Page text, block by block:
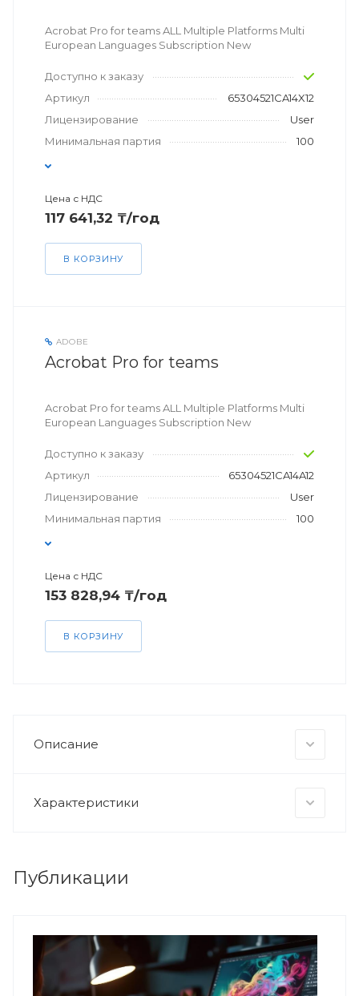
Acrobat Pro for teams ALL Multiple Platforms Multi
European Languages Subscription New
Доступно к заказу
Артикул
65304521CA14X12
Лицензирование
User
Минимальная партия
100
Цена с НДС
117 641,32 ₸/год
В КОРЗИНУ
ADOBE
Acrobat Pro for teams
Acrobat Pro for teams ALL Multiple Platforms Multi
European Languages Subscription New
Доступно к заказу
Артикул
65304521CA14A12
Лицензирование
User
Минимальная партия
100
Цена с НДС
153 828,94 ₸/год
В КОРЗИНУ
Описание
Характеристики
Публикации